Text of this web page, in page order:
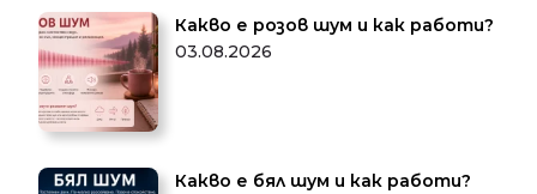
Какво е розов шум и как работи?
03.08.2026
Какво е бял шум и как работи?